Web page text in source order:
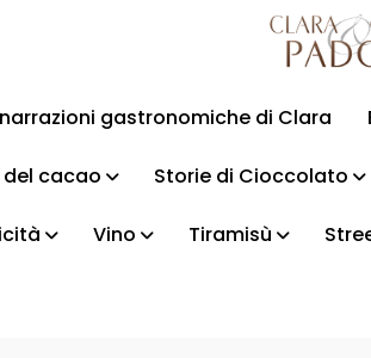
narrazioni gastronomiche di Clara
cacao Storie di Cioccolato
Vino Tiramisù